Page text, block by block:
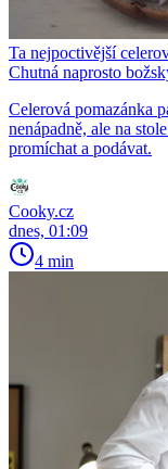
Ta nejpoctivější
Chutná naprosto
Celerová pomazánka
nenápadně, ale na
promíchat a podávat.
Cooky.cz
dnes, 01:09
4 min